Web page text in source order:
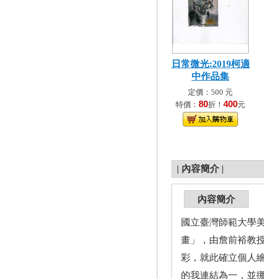
日常微光:2019柯適
中作品集
定價：500 元
特價： 80折！ 400元
| 內容簡介 |
內容簡介
國立臺灣師範大學
畫」，由詹前裕教
彩，就此確立個人
的我連結為一，並